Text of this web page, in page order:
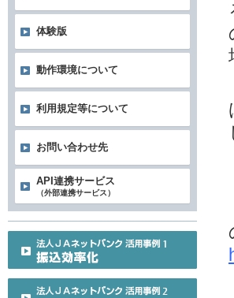
体験版
動作環境について
利用規定等について
お問い合わせ先
API連携サービス
（外部連携サービス）